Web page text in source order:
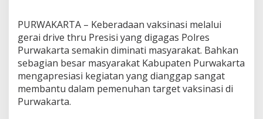
PURWAKARTA – Keberadaan vaksinasi melalui
gerai drive thru Presisi yang digagas Polres
Purwakarta semakin diminati masyarakat. Bahkan
sebagian besar masyarakat Kabupaten Purwakarta
mengapresiasi kegiatan yang dianggap sangat
membantu dalam pemenuhan target vaksinasi di
Purwakarta.